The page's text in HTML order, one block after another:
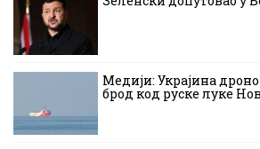
Медији: Украјина
брод код руске луке